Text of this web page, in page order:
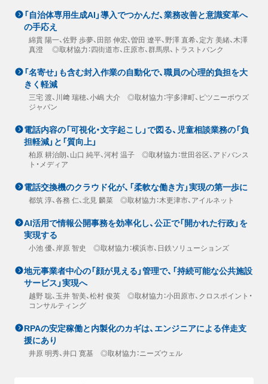
「自治体専用生成AI」導入でつかんだ、業務改善と意識変革へ
の手応え
綿貫 陽一、佐野 歩夢、田部 伸宏、曽田 遼平、野澤 直希、定方 美緒、木澤
真澄 ◎取材協力：四街道市、庄原市、群馬県、トラストバンク
「名寄せ」も含む封入作業の自動化で、職員の心理的負担を大
きく軽減
三宅 渡、川﨑 瑞穂、小嶋 大介 ◎取材協力：宇多津町、ピツニーボウズ
ジャパン
電話内容の「可視化・文字起こし」で図る、児童相談業務の「負
担軽減」と「質向上」
柏原 耕治朗、山口 純平、河村 温子 ◎取材協力：世田谷区、アドバンス
ト・メディア
電話交換機のクラウド化が、「柔軟な働き方」実現の第一歩に
都筑 淳、各務 仁、北見 麟菜 ◎取材協力：木更津市、アイルネット
AI活用で情報公開事務を効率化し、公正で「開かれた行政」を
実現する
小池 優、岸原 智史 ◎取材協力：横浜市、日鉄ソリューションズ
地元事業者中心の「顔が見える」管理で、「持続可能な公共施設
サービス」実現へ
越野 聡、玉井 智美、松村 俊英 ◎取材協力：小田原市、クロスポイント・
コンサルティング
RPAの安定稼働と内製化のカギは、エンジニアによる伴走支
援にあり
井原 明秀、井口 寛基 ◎取材協力：ニーズウェル